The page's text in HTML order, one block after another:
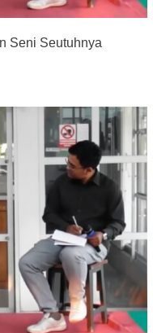
Seni Seutuhnya